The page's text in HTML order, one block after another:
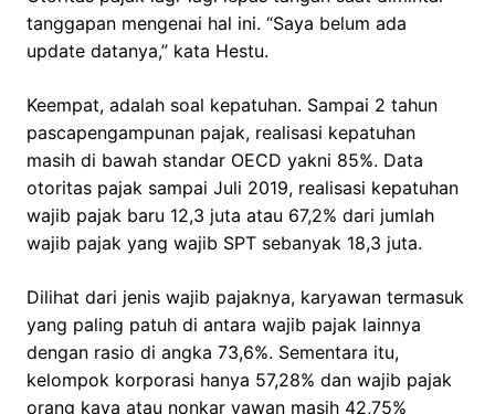
tanggapan mengenai hal ini. “Saya belum ada
update datanya,” kata Hestu.
Keempat, adalah soal kepatuhan. Sampai 2 tahun
pascapengampunan pajak, realisasi kepatuhan
masih di bawah standar OECD yakni 85%. Data
otoritas pajak sampai Juli 2019, realisasi kepatuhan
wajib pajak baru 12,3 juta atau 67,2% dari jumlah
wajib pajak yang wajib SPT sebanyak 18,3 juta.
Dilihat dari jenis wajib pajaknya, karyawan termasuk
yang paling patuh di antara wajib pajak lainnya
dengan rasio di angka 73,6%. Sementara itu,
kelompok korporasi hanya 57,28% dan wajib pajak
orang kaya atau nonkar yawan masih 42,75%